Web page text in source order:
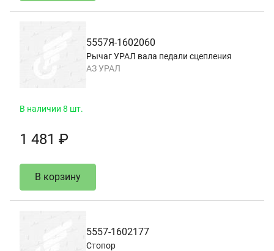
5557Я-1602060
Рычаг УРАЛ вала педали сцепления
АЗ УРАЛ
В наличии 8 шт.
1 481 ₽
В корзину
5557-1602177
Стопор